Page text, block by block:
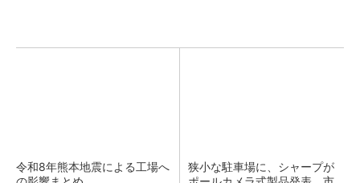
令和8年熊本地震による工場へ
狭小な駐車場に、シャープが